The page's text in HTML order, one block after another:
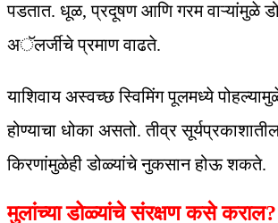
पडतात. धूळ, प्रदूषण आणि गरम वाऱ्यांमुळे
अॅलर्जीचे प्रमाण वाढते.
याशिवाय अस्वच्छ स्विमिंग पूलमध्ये
होण्याचा धोका असतो. तीव्र
किरणांमुळेही डोळ्यांचे नुकसान होऊ शकते.
मुलांच्या डोळ्यांचे संरक्षण कसे कराल?